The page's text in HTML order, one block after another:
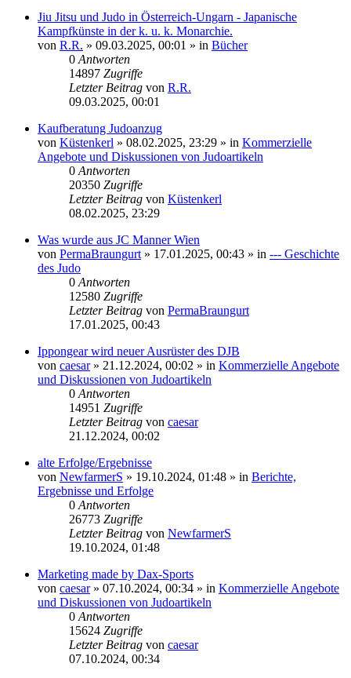
Jiu Jitsu und Judo in Österreich-Ungarn - Japanische
Kampfkünste in der k. u. k. Monarchie.
von R.R. » 09.03.2025, 00:01 » in Bücher
0 Antworten
14897 Zugriffe
Letzter Beitrag von R.R.
09.03.2025, 00:01
Kaufberatung Judoanzug
von Küstenkerl » 08.02.2025, 23:29 » in Kommerzielle
Angebote und Diskussionen von Judoartikeln
0 Antworten
20350 Zugriffe
Letzter Beitrag von Küstenkerl
08.02.2025, 23:29
Was wurde aus JC Manner Wien
von PermaBraungurt » 17.01.2025, 00:43 » in --- Geschichte
des Judo
0 Antworten
12580 Zugriffe
Letzter Beitrag von PermaBraungurt
17.01.2025, 00:43
Ippongear wird neuer Ausrüster des DJB
von caesar» 21.12.2024, 00:02 » in Kommerzielle Angebote
und Diskussionen von Judoartikeln
0 Antworten
14951 Zugriffe
Letzter Beitrag von caesar
21.12.2024, 00:02
alte Erfolge/Ergebnisse
von NewfarmerS » 19.10.2024, 01:48 » in Berichte,
Ergebnisse und Erfolge
0 Antworten
26773 Zugriffe
Letzter Beitrag von NewfarmerS
19.10.2024, 01:48
Marketing made by Dax-Sports
von caesar» 07.10.2024, 00:34 » in Kommerzielle Angebote
und Diskussionen von Judoartikeln
0 Antworten
15624 Zugriffe
Letzter Beitrag von caesar
07.10.2024, 00:34